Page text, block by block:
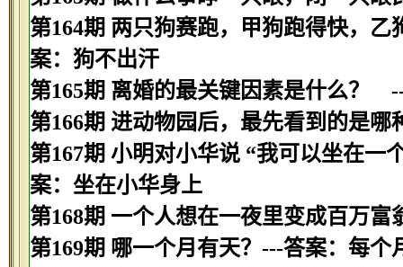
第164期 两只狗赛跑，甲狗跑得快，
案：狗不出汗
第165期 离婚的最关键因素是什么？
第166期 进动物园后，最先看到的是哪
第167期 小明对小华说 “我可以坐在一
案：坐在小华身上
第168期 一个人想在一夜里变成百万
第169期 哪一个月有天？---答案：每个